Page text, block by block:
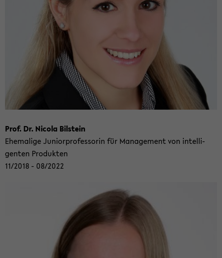
Prof. Dr. Ni­co­la Bil­stein
Ehe­ma­li­ge Ju­ni­or­pro­fes­so­rin für Ma­nage­ment von in­tel­li­
gen­ten Pro­duk­ten
11/2018 - 08/2022